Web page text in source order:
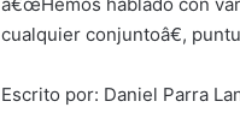
cualquier conjuntoâ€,
Escrito por: Daniel Parra